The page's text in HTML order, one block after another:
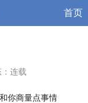
首页
连载
你商量点事情